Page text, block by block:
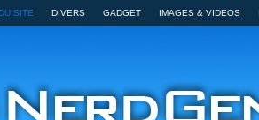
SITE DIVERS GADGET IMAGES & VIDEOS